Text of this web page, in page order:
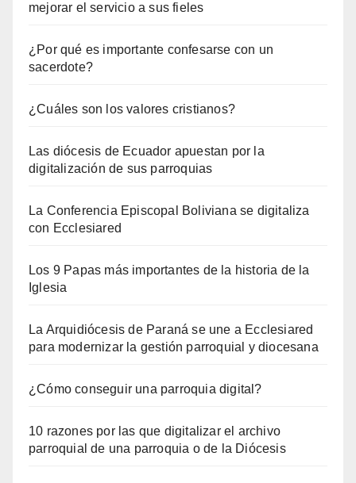
mejorar el servicio a sus fieles
¿Por qué es importante confesarse con un
sacerdote?
¿Cuáles son los valores cristianos?
Las diócesis de Ecuador apuestan por la
digitalización de sus parroquias
La Conferencia Episcopal Boliviana se digitaliza
con Ecclesiared
Los 9 Papas más importantes de la historia de la
Iglesia
La Arquidiócesis de Paraná se une a Ecclesiared
para modernizar la gestión parroquial y diocesana
¿Cómo conseguir una parroquia digital?
10 razones por las que digitalizar el archivo
parroquial de una parroquia o de la Diócesis